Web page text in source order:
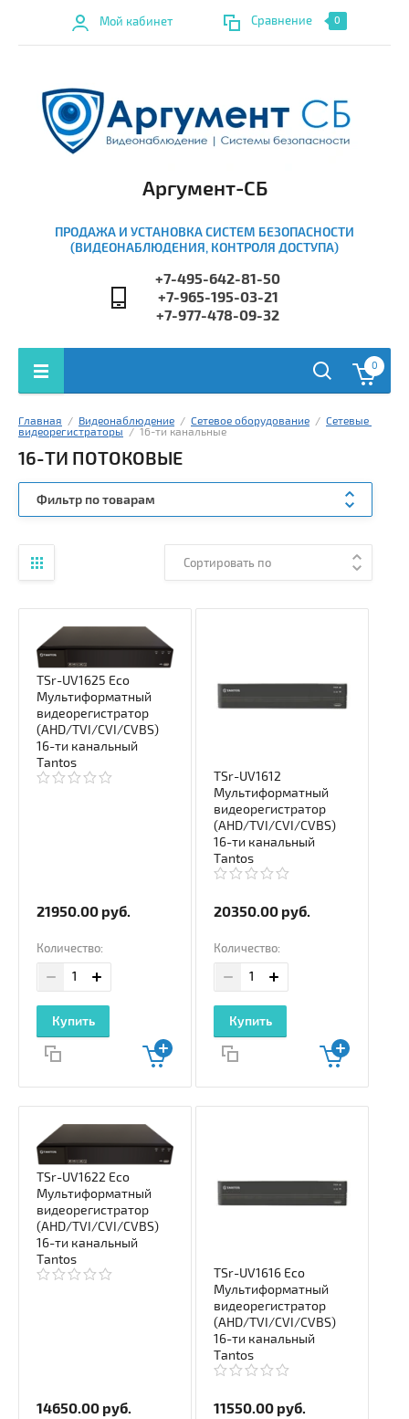
Мой кабинет Сравнение 0
Аргумент-СБ
ПРОДАЖА И УСТАНОВКА СИСТЕМ БЕЗОПАСНОСТИ
(ВИДЕОНАБЛЮДЕНИЯ, КОНТРОЛЯ ДОСТУПА)
+7-495-642-81-50
+7-965-195-03-21
+7-977-478-09-32
0
Главная
  /
Видеонаблюдение
  /
Сетевое оборудование
  /
Сетевые
видеорегистраторы
  /  16-ти канальные
16-ТИ ПОТОКОВЫЕ
Фильтр по товарам
Сортировать по
TSr-UV1625 Eco
Мультиформатный
видеорегистратор
(AHD/TVI/CVI/CVBS)
16-ти канальный
Tantos
21950.00 руб.
Количество:
Купить
TSr-UV1612
Мультиформатный
видеорегистратор
(AHD/TVI/CVI/CVBS)
16-ти канальный
Tantos
20350.00 руб.
Количество:
Купить
TSr-UV1622 Eco
Мультиформатный
видеорегистратор
(AHD/TVI/CVI/CVBS)
16-ти канальный
Tantos
14650.00 руб.
TSr-UV1616 Eco
Мультиформатный
видеорегистратор
(AHD/TVI/CVI/CVBS)
16-ти канальный
Tantos
11550.00 руб.